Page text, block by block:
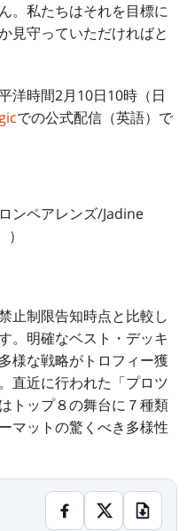
。私たちはそれを目標に
見守っていただければと
洋時間2月10日10時（日
での公式配信（英語）で
ンペアレンズ/Jadine
止制限告知時点と比較し
。明確なベスト・デッキ
様な戦略がトロフィー獲
直近に行われた「プロツ
トップ８の舞台に７種類
マットの驚くべき多様性